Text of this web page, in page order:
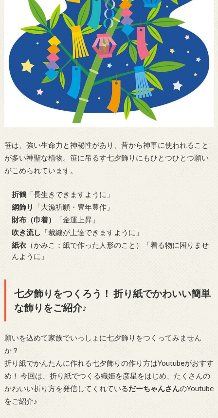
笹は、強い生命力と神秘性があり、昔から神事に使われること
が多い神聖な植物。笹に吊るす七夕飾りにもひとつひとつ願い
がこめられています。
折鶴 「長生きできますように」
網飾り
「大漁祈願・豊年豊作」
財布（巾着）
「金運上昇」
吹き流し 「裁縫が上達できますように」
紙衣 （かみこ：紙で作った人形のこと）「着る物に困りませ
んように」
七夕飾りをつくろう！ 折り紙でかわいい簡単
な飾りをご紹介♪
願いを込めて家族でいっしょに七夕飾りをつくってみません
か？
折り紙でかんたんに作れる七夕飾りの作り方はYoutubeがおすす
め！ 今回は、折り紙でつくる織姫を彦星をはじめ、たくさんの
かわいい折り方を発信してくれているだーちゃんさんのYoutube
をご紹介♪